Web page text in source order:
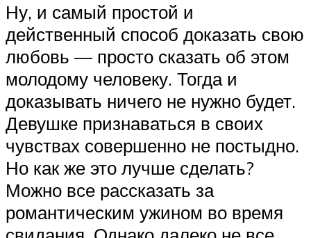
Ну, и самый простой и
действенный способ доказать свою
любовь — просто сказать об этом
молодому человеку. Тогда и
доказывать ничего не нужно будет.
Девушке признаваться в своих
чувствах совершенно не постыдно.
Но как же это лучше сделать?
Можно все рассказать за
романтическим ужином во время